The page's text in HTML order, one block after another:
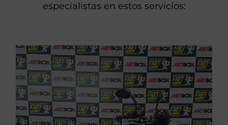
especialistas en estos servicios: